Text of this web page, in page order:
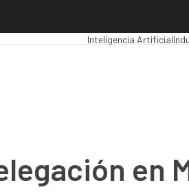
Inteligencia Artificial
en